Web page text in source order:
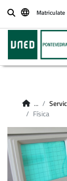
BuscarMatriculate
...
Física